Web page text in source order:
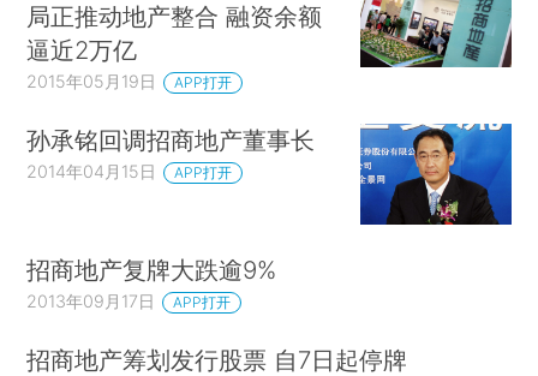
局正推动地产整合 融资余额
逼近2万亿
2015年05月19日 APP打开
孙承铭回调招商地产董事长
2014年04月15日 APP打开
招商地产复牌大跌逾9%
2013年09月17日 APP打开
招商地产筹划发行股票 自7日起停牌